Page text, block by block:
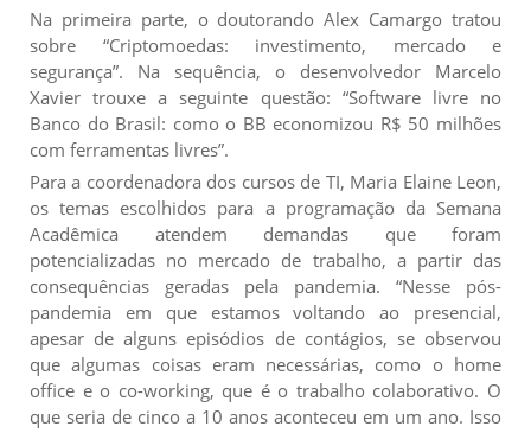
Na primeira parte, o doutorando Alex Camargo tratou
sobre “Criptomoedas: investimento, mercado e
segurança”. Na sequência, o desenvolvedor Marcelo
Xavier trouxe a seguinte questão: “Software livre no
Banco do Brasil: como o BB economizou R$ 50 milhões
com ferramentas livres”.
Para a coordenadora dos cursos de TI, Maria Elaine Leon,
os temas escolhidos para a programação da Semana
Acadêmica atendem demandas que foram
potencializadas no mercado de trabalho, a partir das
consequências geradas pela pandemia. “Nesse pós-
pandemia em que estamos voltando ao presencial,
apesar de alguns episódios de contágios, se observou
que algumas coisas eram necessárias, como o home
office e o co-working, que é o trabalho colaborativo. O
que seria de cinco a 10 anos aconteceu em um ano. Isso